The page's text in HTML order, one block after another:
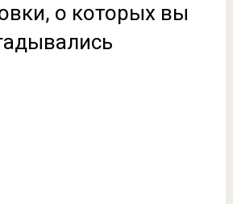
о которых вы